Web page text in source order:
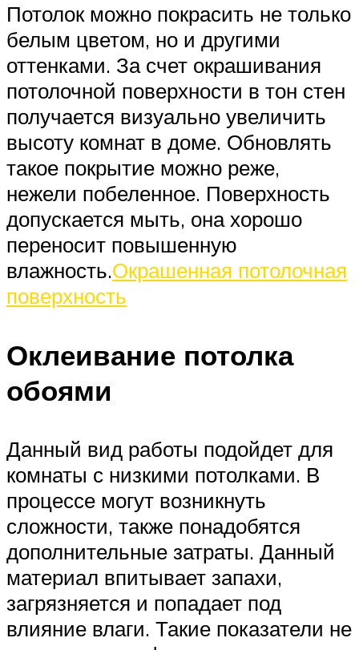
Потолок можно покрасить не только
белым цветом, но и другими
оттенками. За счет окрашивания
потолочной поверхности в тон стен
получается визуально увеличить
высоту комнат в доме. Обновлять
такое покрытие можно реже,
нежели побеленное. Поверхность
допускается мыть, она хорошо
переносит повышенную
влажность.Окрашенная потолочная
поверхность
Оклеивание потолка
обоями
Данный вид работы подойдет для
комнаты с низкими потолками. В
процессе могут возникнуть
сложности, также понадобятся
дополнительные затраты. Данный
материал впитывает запахи,
загрязняется и попадает под
влияние влаги. Такие показатели не